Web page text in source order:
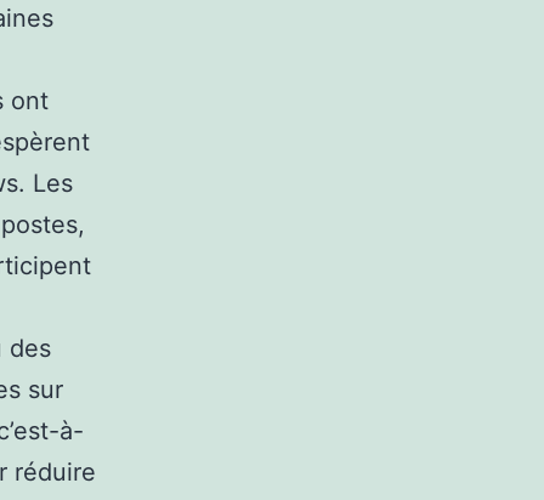
ont
Les
des
sur
à-
réduire